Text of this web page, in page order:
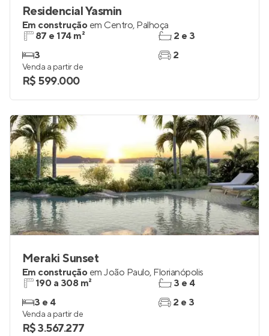
Residencial Yasmin
Em construção em Centro, Palhoça
87 e 174 m²
3
2 e 3
2
Venda a partir de
R$ 599.000
Meraki Sunset
Em construção em João Paulo, Florianópolis
190 a 308 m²
3 e 4
3 e 4
2 e 3
Venda a partir de
R$ 3.567.277